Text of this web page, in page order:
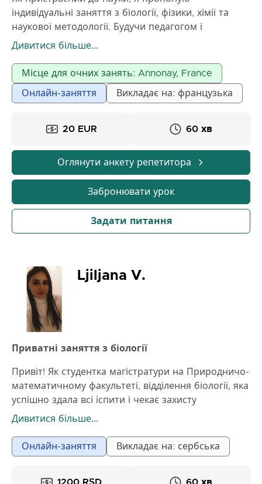
індивідуальні заняття з біології, фізики, хімії та
наукової методології. Будучи педагогом і
терплячим, я допомагаю кожному учневі
та успішно складати іспити завдяки
персоналізованому супроводу.
Дивитися більше...
Місце для очних занять: Annonay, France
Онлайн-заняття Викладає на: французька
20 EUR 60 хв
Оглянути анкету репетитора
Забронювати урок
Задати питання
Ljiljana V.
Приватні заняття з біології
Привіт! Як студентка магістратури на Природничо-
математичному факультеті, відділення біології, яка
успішно здала всі іспити і чекає захисту
магістерської роботи, я знаю, наскільки період
оцінок може бути складним, важким і стресовим
для учнів та батьків.
Дивитися більше...
Онлайн-заняття Викладає на: сербська